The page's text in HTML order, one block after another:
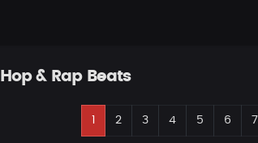
& Rap Beats
2 3 4 5 6 7